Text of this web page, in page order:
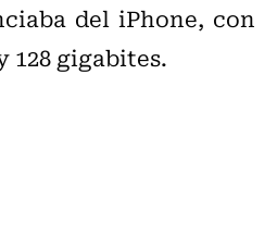
del iPhone, con
128 gigabites.